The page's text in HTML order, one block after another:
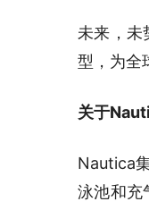
未来，未
型，为全
关于
Nautica
泳池和充